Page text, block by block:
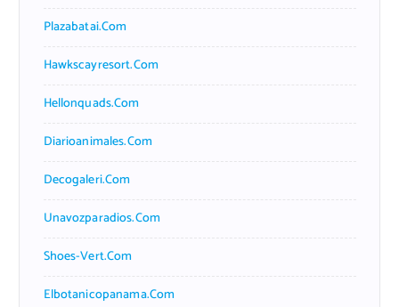
Plazabatai.com
Hawkscayresort.com
Hellonquads.com
Diarioanimales.com
Decogaleri.com
Unavozparadios.com
Shoes-Vert.com
Elbotanicopanama.com